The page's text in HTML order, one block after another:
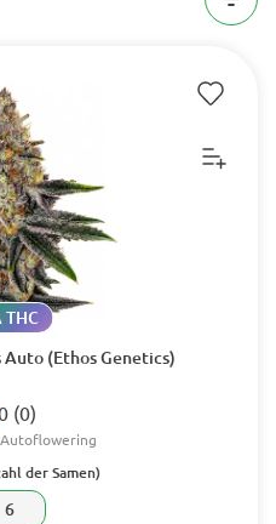
(Ethos Genetics)
(0)
THC
Autoflowering
der Samen)
6